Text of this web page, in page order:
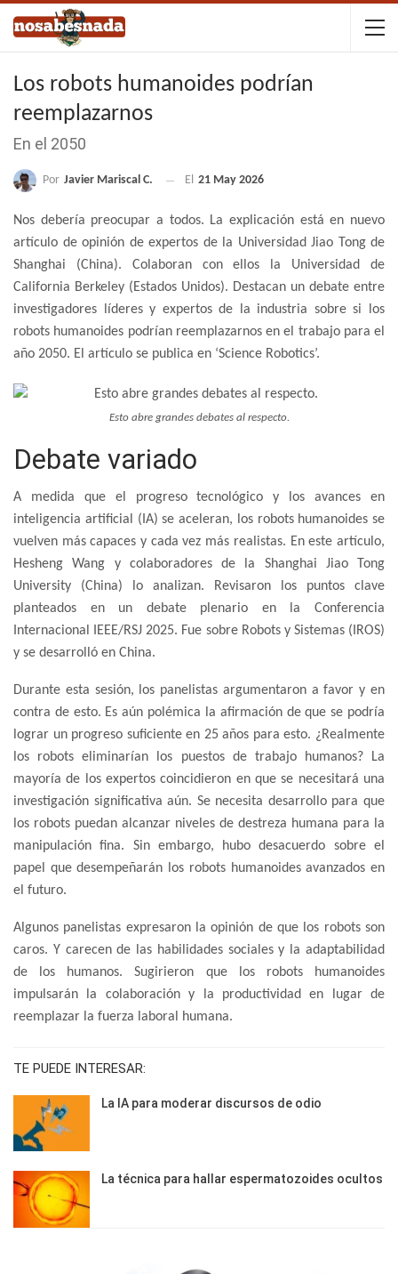
Los robots humanoides podrían
reemplazarnos
En el 2050
Por Javier Mariscal C. El 21 May 2026
Nos debería preocupar a todos. La explicación está en nuevo
artículo de opinión de expertos de la Universidad Jiao Tong de
Shanghai (China). Colaboran con ellos la Universidad de
California Berkeley (Estados Unidos). Destacan un debate entre
investigadores líderes y expertos de la industria sobre si los
robots humanoides podrían reemplazarnos en el trabajo para el
año 2050. El artículo se publica en ‘Science Robotics’.
Esto abre grandes debates al respecto.
Debate variado
A medida que el progreso tecnológico y los avances en
inteligencia artificial (IA) se aceleran, los robots humanoides se
vuelven más capaces y cada vez más realistas. En este artículo,
Hesheng Wang y colaboradores de la Shanghai Jiao Tong
University (China) lo analizan. Revisaron los puntos clave
planteados en un debate plenario en la Conferencia
Internacional IEEE/RSJ 2025. Fue sobre Robots y Sistemas (IROS)
y se desarrolló en China.
Durante esta sesión, los panelistas argumentaron a favor y en
contra de esto. Es aún polémica la afirmación de que se podría
lograr un progreso suficiente en 25 años para esto. ¿Realmente
los robots eliminarían los puestos de trabajo humanos? La
mayoría de los expertos coincidieron en que se necesitará una
investigación significativa aún. Se necesita desarrollo para que
los robots puedan alcanzar niveles de destreza humana para la
manipulación fina. Sin embargo, hubo desacuerdo sobre el
papel que desempeñarán los robots humanoides avanzados en
el futuro.
Algunos panelistas expresaron la opinión de que los robots son
caros. Y carecen de las habilidades sociales y la adaptabilidad
de los humanos. Sugirieron que los robots humanoides
impulsarán la colaboración y la productividad en lugar de
reemplazar la fuerza laboral humana.
TE PUEDE INTERESAR:
La IA para moderar discursos de odio
La técnica para hallar espermatozoides ocultos